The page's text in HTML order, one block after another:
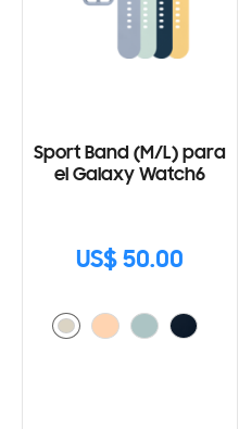
Sport Band (M/L) para
el Galaxy Watch6
US$ 50.00